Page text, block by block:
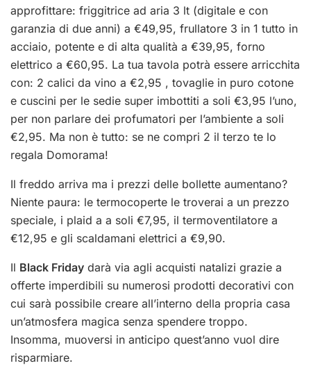
approfittare: friggitrice ad aria 3 lt (digitale e con
garanzia di due anni) a €49,95, frullatore 3 in 1 tutto in
acciaio, potente e di alta qualità a €39,95, forno
elettrico a €60,95. La tua tavola potrà essere arricchita
con: 2 calici da vino a €2,95 , tovaglie in puro cotone
e cuscini per le sedie super imbottiti a soli €3,95 l’uno,
per non parlare dei profumatori per l’ambiente a soli
€2,95. Ma non è tutto: se ne compri 2 il terzo te lo
regala Domorama!
Il freddo arriva ma i prezzi delle bollette aumentano?
Niente paura: le termocoperte le troverai a un prezzo
speciale, i plaid a a soli €7,95, il termoventilatore a
€12,95 e gli scaldamani elettrici a €9,90.
Il Black Friday darà via agli acquisti natalizi grazie a
offerte imperdibili su numerosi prodotti decorativi con
cui sarà possibile creare all’interno della propria casa
un’atmosfera magica senza spendere troppo.
Insomma, muoversi in anticipo quest’anno vuol dire
risparmiare.